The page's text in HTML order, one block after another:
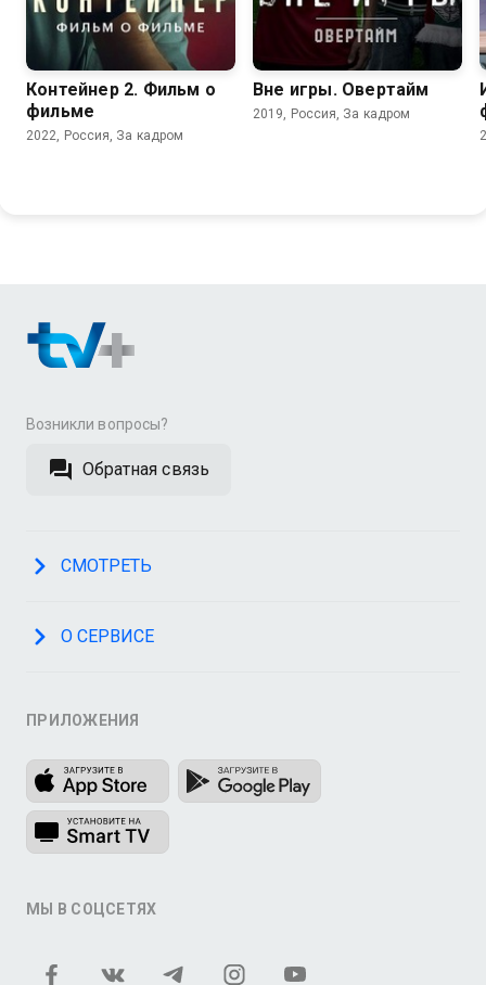
Контейнер 2. Фильм о
фильме
2022, Россия, За кадром
Вне игры. Овертайм
2019, Россия, За кадром
Возникли вопросы?
Обратная связь
СМОТРЕТЬ
О СЕРВИСЕ
ПРИЛОЖЕНИЯ
МЫ В СОЦСЕТЯХ